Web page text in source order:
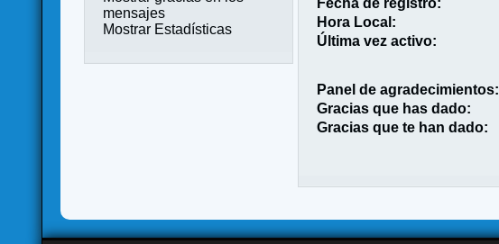
mensajes
Mostrar Estadísticas
Hora Local:
Última vez activo:
Panel de agradecimientos:
Gracias que has dado:
Gracias que te han dado: